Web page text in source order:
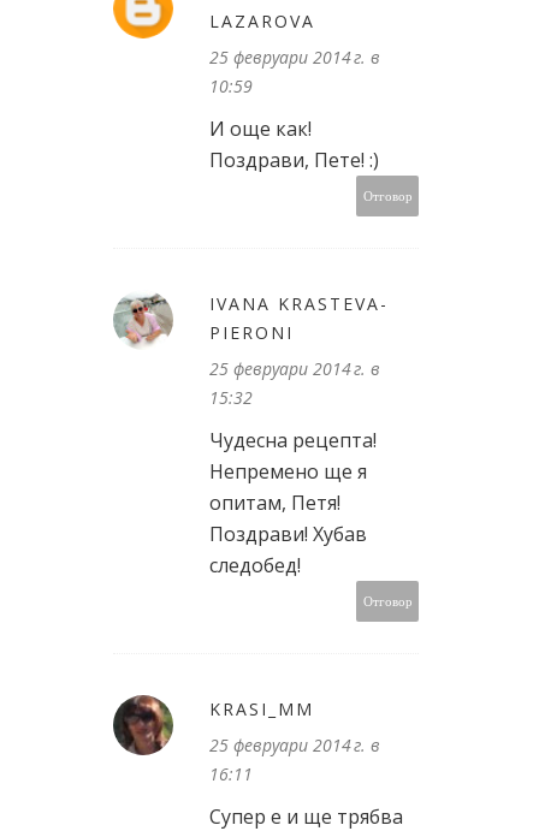
LAZAROVA
25 февруари 2014 г. в
10:59
И още как!
Поздрави, Пете! :)
Отговор
IVANA KRASTEVA-
PIERONI
25 февруари 2014 г. в
15:32
Чудесна рецепта!
Непремено ще я
опитам, Петя!
Поздрави! Хубав
следобед!
Отговор
KRASI_MM
25 февруари 2014 г. в
16:11
Супер е и ще трябва